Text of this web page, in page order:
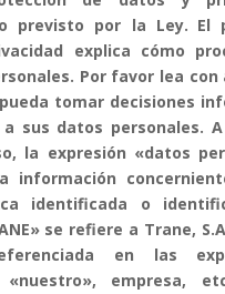
previsto por la Ley. El
explica cómo
Por favor lea con
tomar decisiones
a sus datos personales.
la expresión «datos
información
identificada o
se refiere a Trane,
en las
«nuestro», empresa,